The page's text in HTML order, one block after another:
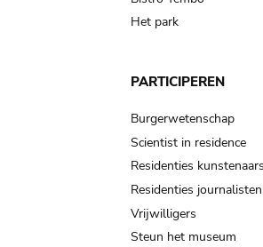
Het park
PARTICIPEREN
Burgerwetenschap
Scientist in residence
Residenties kunstenaars
Residenties journalisten
Vrijwilligers
Steun het museum